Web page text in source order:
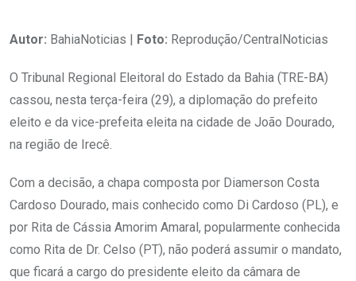
Autor: BahiaNoticias | Foto: Reprodução/CentralNoticias
O Tribunal Regional Eleitoral do Estado da Bahia (TRE-BA)
cassou, nesta terça-feira (29), a diplomação do prefeito
eleito e da vice-prefeita eleita na cidade de João Dourado,
na região de Irecê.
Com a decisão, a chapa composta por Diamerson Costa
Cardoso Dourado, mais conhecido como Di Cardoso (PL), e
por Rita de Cássia Amorim Amaral, popularmente conhecida
como Rita de Dr. Celso (PT), não poderá assumir o mandato,
que ficará a cargo do presidente eleito da câmara de